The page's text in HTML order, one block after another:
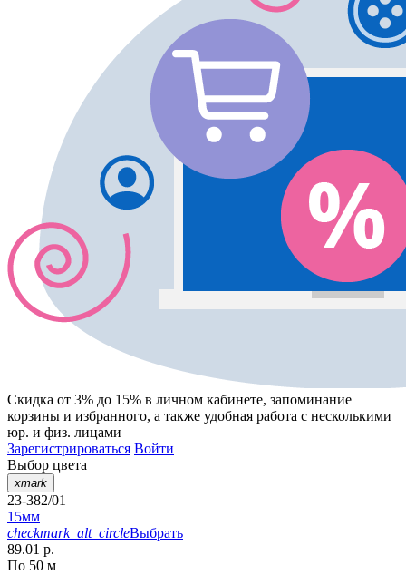
Скидка от 3% до 15% в личном кабинете, запоминание
корзины и избранного, а также удобная работа с несколькими
юр. и физ. лицами
Зарегистрироваться Войти
Выбор цвета
xmark
23-382/01
15мм
checkmark_alt_circleВыбрать
89.01 р.
По 50 м